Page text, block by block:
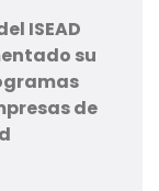
ISEAD
su
de